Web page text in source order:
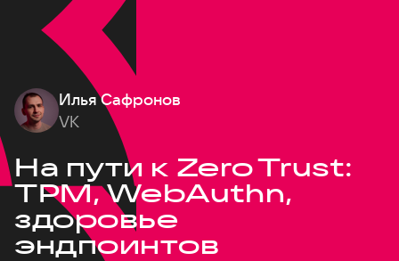
Илья Сафронов
VK
На пути к Zero Trust:
TPM, WebAuthn,
здоровье
эндпоинтов